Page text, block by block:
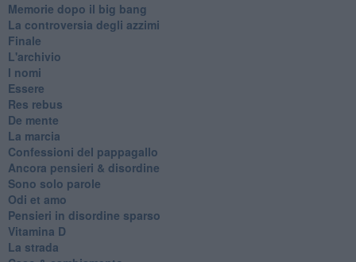
Memorie dopo il big bang
La controversia degli azzimi
Finale
L'archivio
I nomi
Essere
Res rebus
De mente
La marcia
Confessioni del pappagallo
Ancora pensieri & disordine
Sono solo parole
Odi et amo
Pensieri in disordine sparso
Vitamina D
La strada